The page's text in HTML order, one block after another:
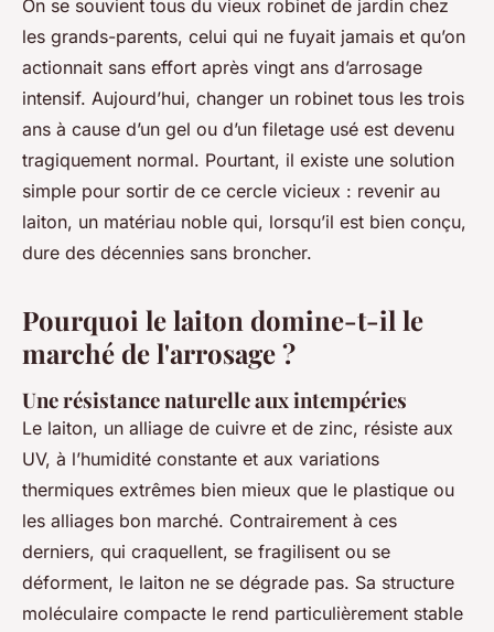
On se souvient tous du vieux robinet de jardin chez
les grands-parents, celui qui ne fuyait jamais et qu’on
actionnait sans effort après vingt ans d’arrosage
intensif. Aujourd’hui, changer un robinet tous les trois
ans à cause d’un gel ou d’un filetage usé est devenu
tragiquement normal. Pourtant, il existe une solution
simple pour sortir de ce cercle vicieux : revenir au
laiton, un matériau noble qui, lorsqu’il est bien conçu,
dure des décennies sans broncher.
Pourquoi le laiton domine-t-il le
marché de l'arrosage ?
Une résistance naturelle aux intempéries
Le laiton, un alliage de cuivre et de zinc, résiste aux
UV, à l’humidité constante et aux variations
thermiques extrêmes bien mieux que le plastique ou
les alliages bon marché. Contrairement à ces
derniers, qui craquellent, se fragilisent ou se
déforment, le laiton ne se dégrade pas. Sa structure
moléculaire compacte le rend particulièrement stable